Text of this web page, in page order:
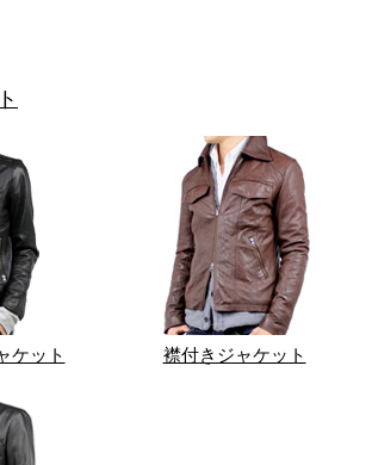
ケット 襟付きジャケット